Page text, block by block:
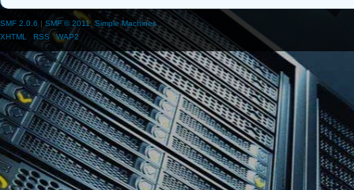
SMF 2.0.6 | SMF © 2011, Simple Machines
XHTML
RSS WAP2